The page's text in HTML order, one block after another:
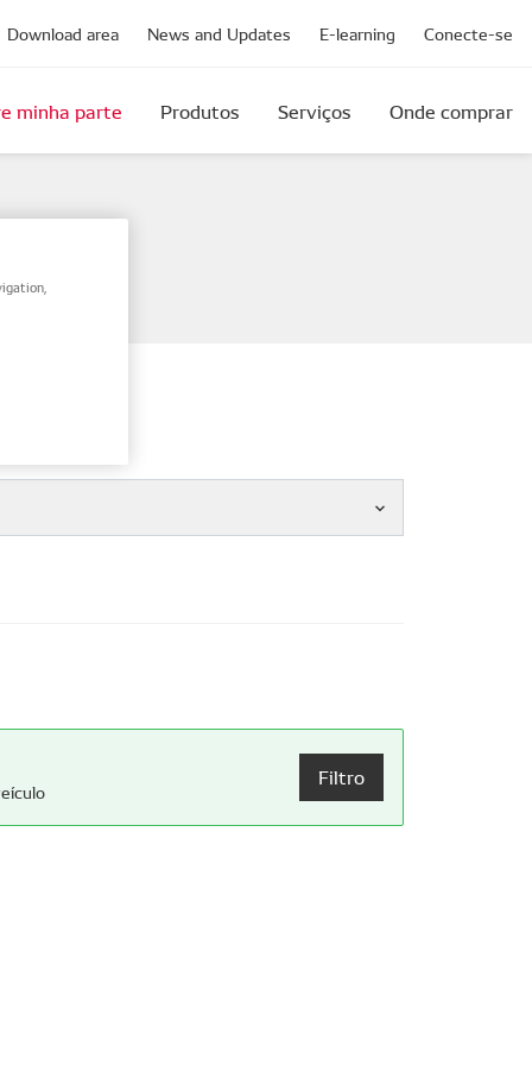
Download area News and Updates E-learning Conecte-se
minha parte Produtos Serviços Onde comprar
Filtro